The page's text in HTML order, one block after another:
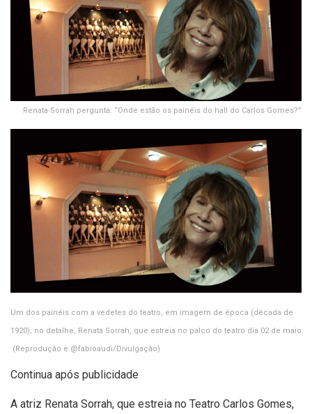
Renata Sorrah pergunta: “Onde estão os painéis do hall do Carlos Gomes?”
Um dos painéis com a vedetes do teatro, em imagem de época (década de
1920); no detalhe, Renata Sorrah, que estreia no palco do teatro dia 02 de maio
(Reprodução e @fabioaudi/Divulgação)
Continua após publicidade
A atriz Renata Sorrah, que estreia no Teatro Carlos Gomes,